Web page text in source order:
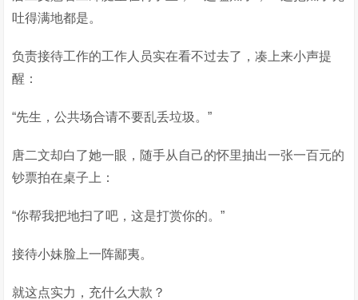
吐得满地都是。
负责接待工作的工作人员实在看不过去了，凑上来小声提
醒：
“先生，公共场合请不要乱丢垃圾。”
唐二文却白了她一眼，随手从自己的怀里抽出一张一百元的
钞票拍在桌子上：
“你帮我把地扫了吧，这是打赏你的。”
接待小妹脸上一阵鄙夷。
就这点实力，充什么大款？